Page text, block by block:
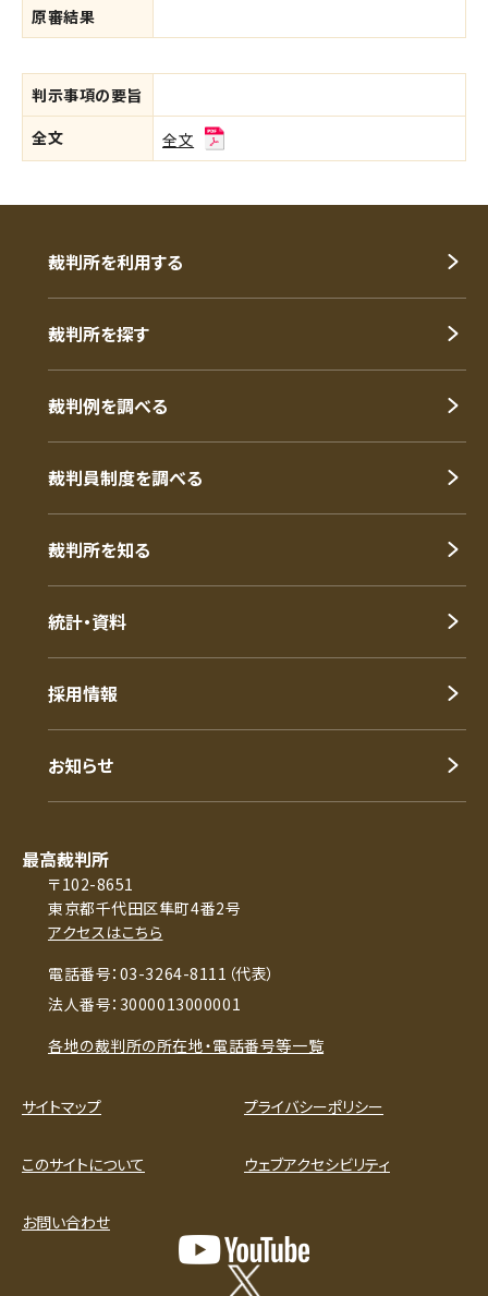
原審結果
判示事項の要旨
全文
全文
裁判所を利用する
裁判所を探す
裁判例を調べる
裁判員制度を調べる
裁判所を知る
統計・資料
採用情報
お知らせ
最高裁判所
〒102-8651
東京都千代田区隼町4番2号
アクセスはこちら
電話番号：03-3264-8111（代表）
法人番号：3000013000001
各地の裁判所の所在地・電話番号等一覧
サイトマップ プライバシーポリシー
このサイトについて ウェブアクセシビリティ
お問い合わせ